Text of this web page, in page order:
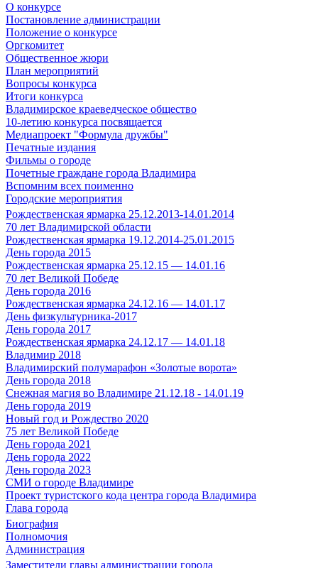
О конкурсе
Постановление администрации
Положение о конкурсе
Оргкомитет
Общественное жюри
План мероприятий
Вопросы конкурса
Итоги конкурса
Владимирское краеведческое общество
10-летию конкурса посвящается
Медиапроект "Формула дружбы"
Печатные издания
Фильмы о городе
Почетные граждане города Владимира
Вспомним всех поименно
Городские мероприятия
Рождественская ярмарка 25.12.2013-14.01.2014
70 лет Владимирской области
Рождественская ярмарка 19.12.2014-25.01.2015
День города 2015
Рождественская ярмарка 25.12.15 — 14.01.16
70 лет Великой Победе
День города 2016
Рождественская ярмарка 24.12.16 — 14.01.17
День физкультурника-2017
День города 2017
Рождественская ярмарка 24.12.17 — 14.01.18
Владимир 2018
Владимирский полумарафон «Золотые ворота»
День города 2018
Снежная магия во Владимире 21.12.18 - 14.01.19
День города 2019
Новый год и Рождество 2020
75 лет Великой Победе
День города 2021
День города 2022
День города 2023
СМИ о городе Владимире
Проект туристского кода центра города Владимира
Глава города
Биография
Полномочия
Администрация
Заместители главы администрации города